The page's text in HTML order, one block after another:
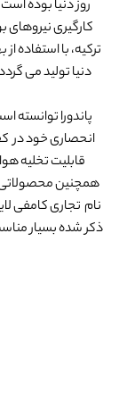
کیف لپ
هنگامی که قصد دارید
مدل ها و سایز ها و
به این نکته توجه
که دارد، بر روی استایل
انتخاب یککیف لپ تاپ
تاپ و فولدراز جنس
مصنوعی گرفته تا
ممکن است با خرید یک
نیاز شما به حمل و نقل
چندین بار استفاده
اضافی نخواهید
نظیری برخوردار است
خارق العاده صنعت مد
روز دنیا بوده
کارگیری نیروهای
ترکیه، با استفاده
دنیا تولید می
پاندورا توانسته
انحصاری خود در
قابلیت تخلیه
همچنین محصولاتی
نام تجاری کامفی
ذکر شده بسیار